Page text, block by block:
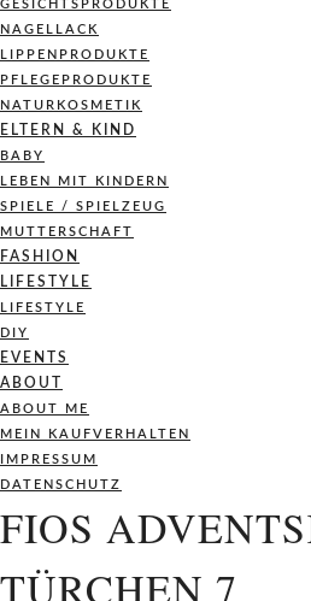
GESICHTSPRODUKTE
NAGELLACK
LIPPENPRODUKTE
PFLEGEPRODUKTE
NATURKOSMETIK
ELTERN & KIND
BABY
LEBEN MIT KINDERN
SPIELE / SPIELZEUG
MUTTERSCHAFT
FASHION
LIFESTYLE
LIFESTYLE
DIY
EVENTS
ABOUT
ABOUT ME
MEIN KAUFVERHALTEN
IMPRESSUM
DATENSCHUTZ
FIOS
TÜRCHEN 7